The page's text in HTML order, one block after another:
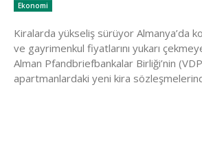
Ekonomi
Kiralarda yükseliş sürüyor Almanya’da
ve gayrimenkul fiyatlarını yukarı
Alman Pfandbriefbankalar Birliği’nin
apartmanlardaki yeni kira